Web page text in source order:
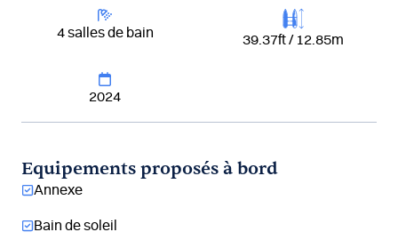
4 salles de bain 39.37ft / 12.85m
2024
Equipements proposés à bord
Annexe
Bain de soleil